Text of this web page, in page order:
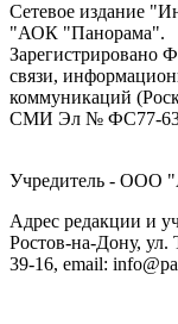
Сетевое издание
"АОК "Панорама".
Зарегистрировано
связи,
коммуникаций
СМИ Эл № ФС77-
Учредитель - ООО
Адрес редакции и
Ростов-на-Дону, ул.
39-16, email: